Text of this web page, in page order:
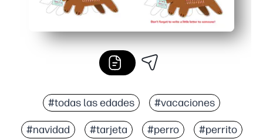
#todas las edades #vacaciones
#navidad #tarjeta #perro #perrito